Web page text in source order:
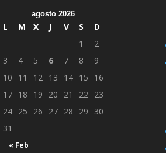
agosto 2026
L M X J V S D
« Feb
1
2
3
4 5 6 7 8
9
10
11 12 13 14 15
16
17
18 19 20 21 22
23
24
25 26 27 28 29
30
31